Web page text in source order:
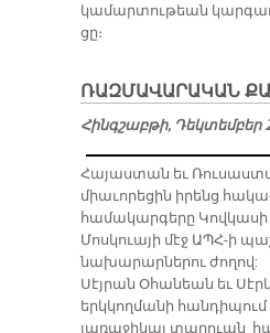
կա­մար­տու­թեան
ցը։
ՌԱԶՄԱՎԱՐԱԿԱՆ
Հինգշաբթի, Դեկտեմբեր